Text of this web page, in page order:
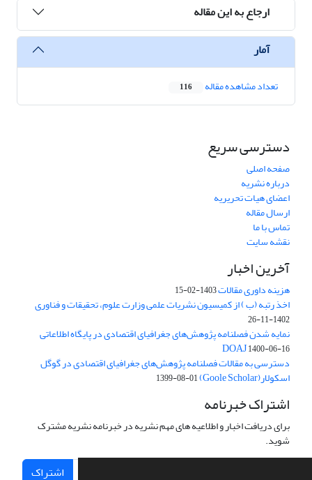
ارجاع به این مقاله
آمار
تعداد مشاهده مقاله 116
دسترسی سریع
صفحه اصلی
درباره نشریه
اعضای هیات تحریریه
ارسال مقاله
تماس با ما
نقشه سایت
آخرین اخبار
هزینه داوری مقالات1403-02-15
اخذ رتبه (ب ) از کمیسیون نشریات علمی وزارت علوم، تحقیقات و فناوری
1402-11-26
نمایه شدن فصلنامه پژوهش‌های جغرافیای اقتصادی در پایگاه اطلاعاتی
DOAJ1400-06-16
دسترسی به مقالات فصلنامه پژوهش‌های جغرافیای اقتصادی در گوگل
اسکولار(Goole Scholar) 1399-08-01
اشتراک خبرنامه
برای دریافت اخبار و اطلاعیه های مهم نشریه در خبرنامه نشریه مشترک
شوید.
اشتراک